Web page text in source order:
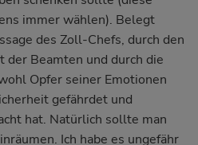
immer wählen). Belegt
des Zoll-Chefs, durch den
der Beamten und durch die
Opfer seiner Emotionen
gefährdet und
hat. Natürlich sollte man
Ich habe es ungefähr